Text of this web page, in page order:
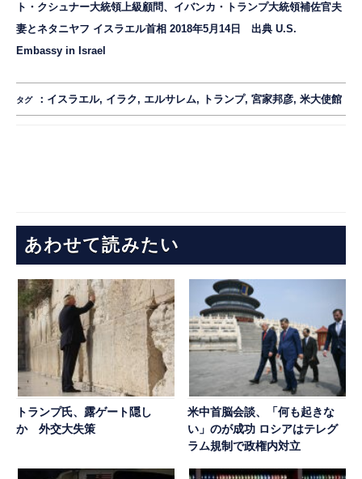
ト・クシュナー大統領上級顧問、イバンカ・トランプ大統領補佐官夫
妻とネタニヤフ イスラエル首相 2018年5月14日 出典U.S.
Embassy in Israel
タグ ： イスラエル, イラク, エルサレム, トランプ,宮家邦彦,米大使館
あわせて読みたい
トランプ氏、露ゲート隠し
か 外交大失策
米中首脳会談、「何も起きな
い」のが成功 ロシアはテレグ
ラム規制で政権内対立